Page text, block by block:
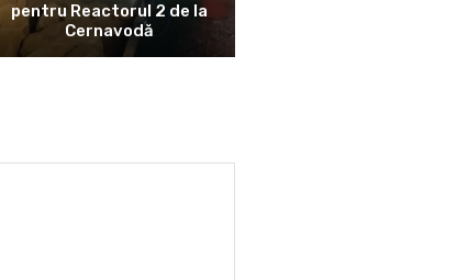
pentru Reactorul 2 de la
Cernavodă